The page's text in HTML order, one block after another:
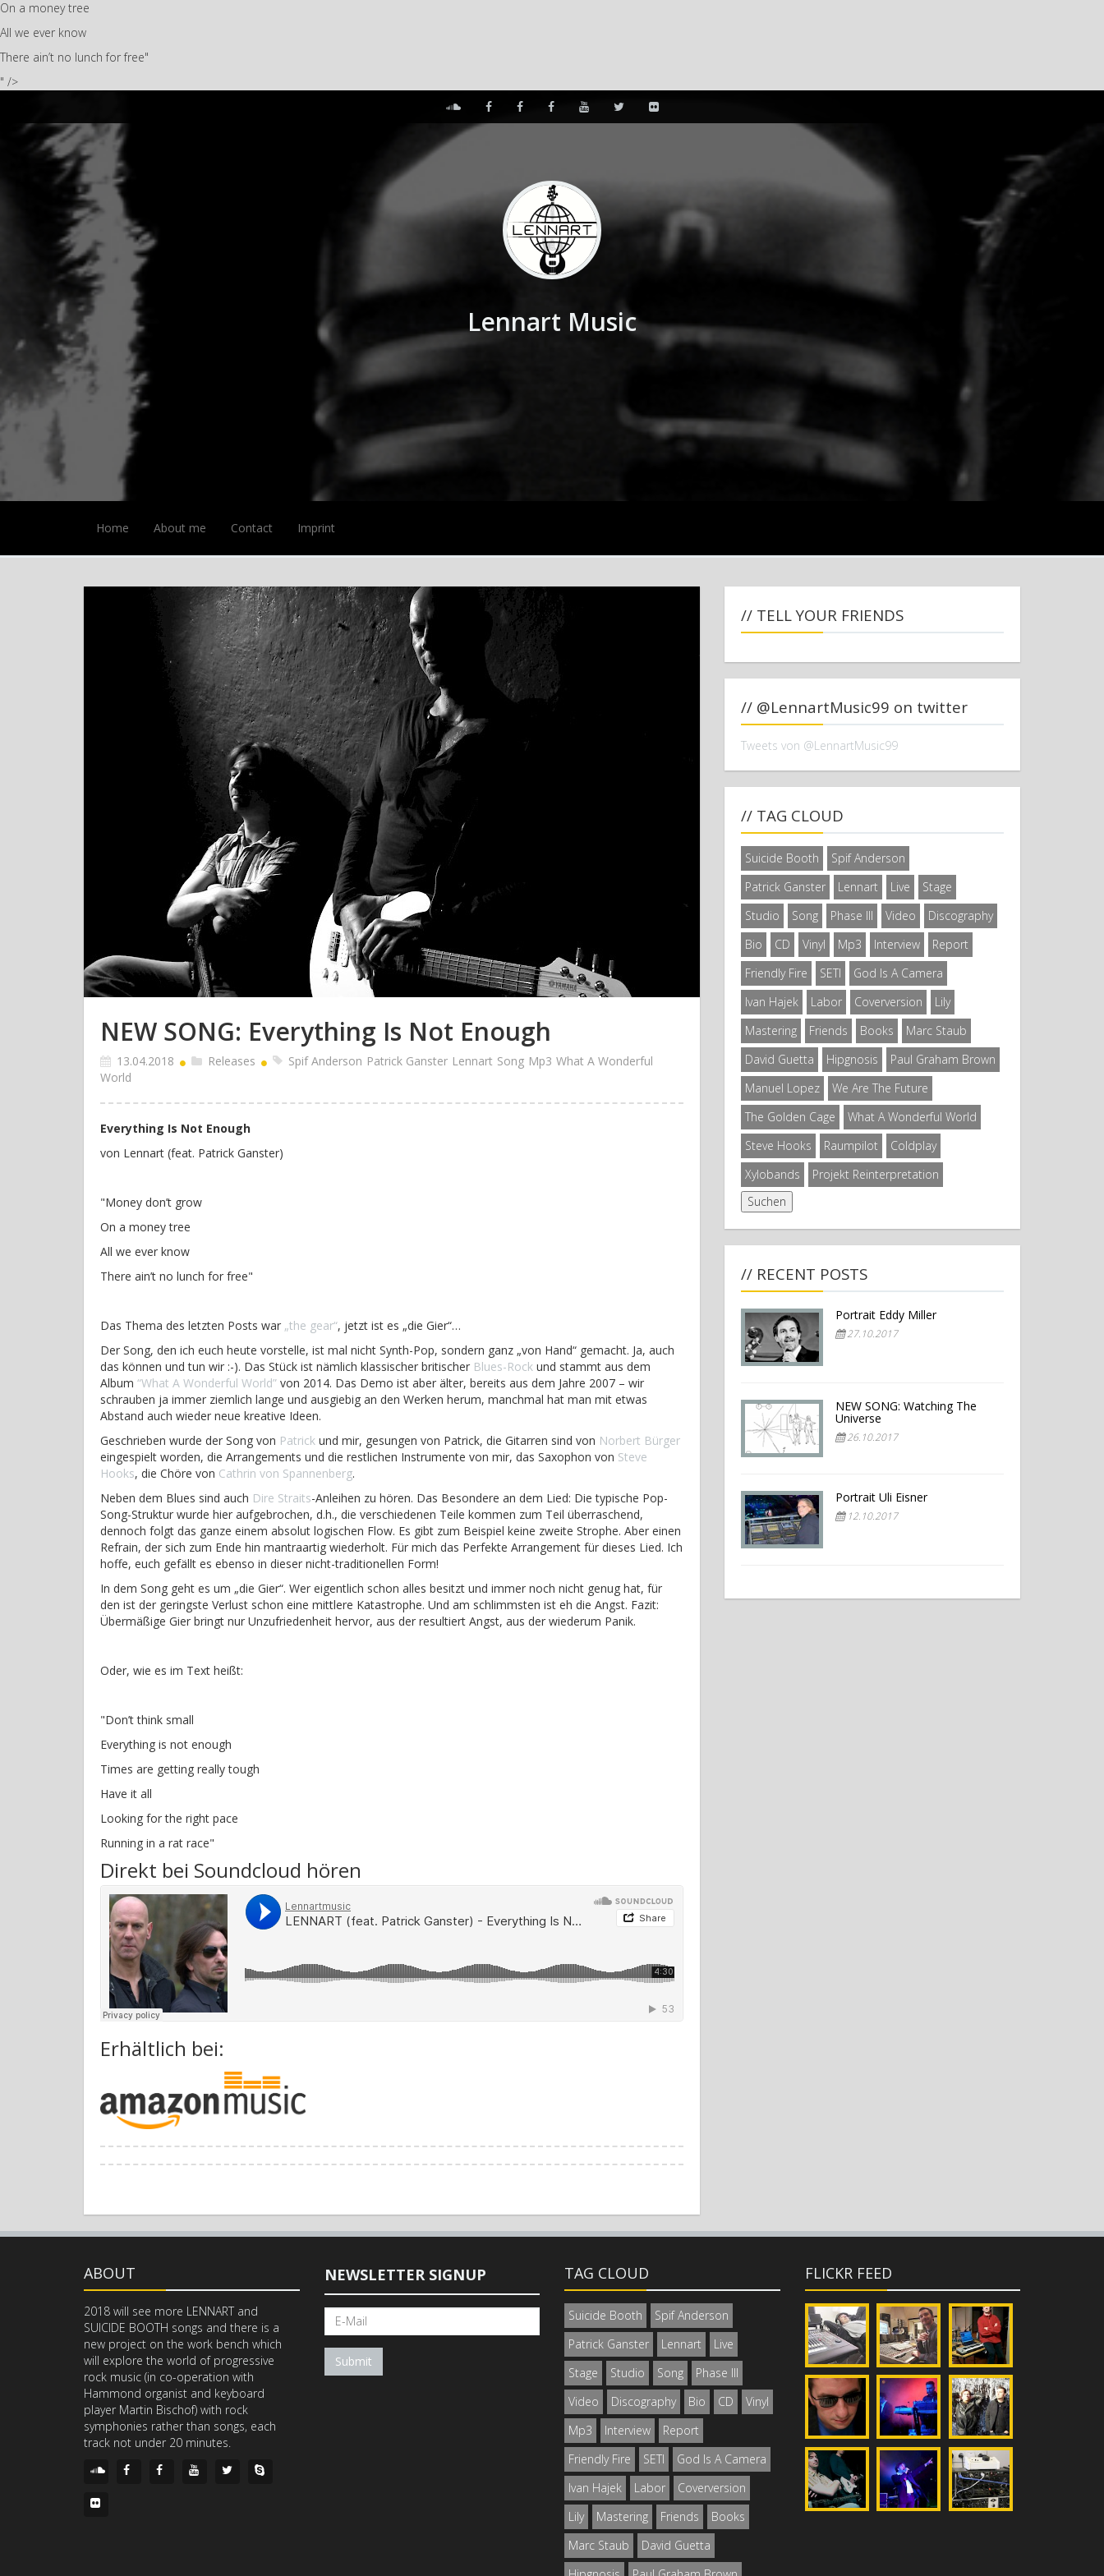
On a money tree
All we ever know
There ain’t no lunch for free"
" />
Lennart Music
Home About me Contact Imprint
NEW SONG: Everything Is Not Enough
13.04.2018 Releases Spif Anderson Patrick Ganster Lennart Song Mp3 What A Wonderful
World
Everything Is Not Enough
von Lennart (feat. Patrick Ganster)
"Money don’t grow
On a money tree
All we ever know
There ain’t no lunch for free"
Das Thema des letzten Posts war „the gear“, jetzt ist es „die Gier“…
Der Song, den ich euch heute vorstelle, ist mal nicht Synth-Pop, sondern ganz „von Hand“ gemacht. Ja, auch
das können und tun wir :-). Das Stück ist nämlich klassischer britischer Blues-Rock und stammt aus dem
Album “What A Wonderful World” von 2014. Das Demo ist aber älter, bereits aus dem Jahre 2007 – wir
schrauben ja immer ziemlich lange und ausgiebig an den Werken herum, manchmal hat man mit etwas
Abstand auch wieder neue kreative Ideen.
Geschrieben wurde der Song von Patrick und mir, gesungen von Patrick, die Gitarren sind von Norbert Bürger
eingespielt worden, die Arrangements und die restlichen Instrumente von mir, das Saxophon von Steve
Hooks, die Chöre von Cathrin von Spannenberg.
Neben dem Blues sind auch Dire Straits-Anleihen zu hören. Das Besondere an dem Lied: Die typische Pop-
Song-Struktur wurde hier aufgebrochen, d.h., die verschiedenen Teile kommen zum Teil überraschend,
dennoch folgt das ganze einem absolut logischen Flow. Es gibt zum Beispiel keine zweite Strophe. Aber einen
Refrain, der sich zum Ende hin mantraartig wiederholt. Für mich das Perfekte Arrangement für dieses Lied. Ich
hoffe, euch gefällt es ebenso in dieser nicht-traditionellen Form!
In dem Song geht es um „die Gier“. Wer eigentlich schon alles besitzt und immer noch nicht genug hat, für
den ist der geringste Verlust schon eine mittlere Katastrophe. Und am schlimmsten ist eh die Angst. Fazit:
Übermäßige Gier bringt nur Unzufriedenheit hervor, aus der resultiert Angst, aus der wiederum Panik.
Oder, wie es im Text heißt:
"Don’t think small
Everything is not enough
Times are getting really tough
Have it all
Looking for the right pace
Running in a rat race"
Direkt bei Soundcloud hören
Erhältlich bei:
// TELL YOUR FRIENDS
// @LennartMusic99 on twitter
Tweets von @LennartMusic99
// TAG CLOUD
Suicide Booth
Spif Anderson
Patrick Ganster
Lennart Live
Stage
Studio
Song Phase III Video
Discography
Bio
CD Vinyl Mp3 Interview
Report
Friendly Fire
SETI
God Is A Camera
Ivan Hajek
Labor Coverversion
Lily
Mastering
Friends Books
Marc Staub
David Guetta
Hipgnosis
Paul Graham Brown
Manuel Lopez
We Are The Future
The Golden Cage
What A Wonderful World
Steve Hooks
Raumpilot
Coldplay
Xylobands
Projekt Reinterpretation
// RECENT POSTS
Portrait Eddy Miller
27.10.2017
NEW SONG: Watching The
Universe
26.10.2017
Portrait Uli Eisner
12.10.2017
ABOUT
2018 will see more LENNART and
SUICIDE BOOTH songs and there is a
new project on the work bench which
will explore the world of progressive
rock music (in co-operation with
Hammond organist and keyboard
player Martin Bischof) with rock
symphonies rather than songs, each
track not under 20 minutes.
NEWSLETTER SIGNUP
Submit
TAG CLOUD
Suicide Booth
Spif Anderson
Patrick Ganster
Lennart
Live
Stage
Studio Song
Phase III
Video
Discography Bio CD
Vinyl
Mp3
Interview
Report
Friendly Fire
SETI
God Is A Camera
Ivan Hajek
Labor
Coverversion
Lily
Mastering Friends
Books
Marc Staub
David Guetta
FLICKR FEED